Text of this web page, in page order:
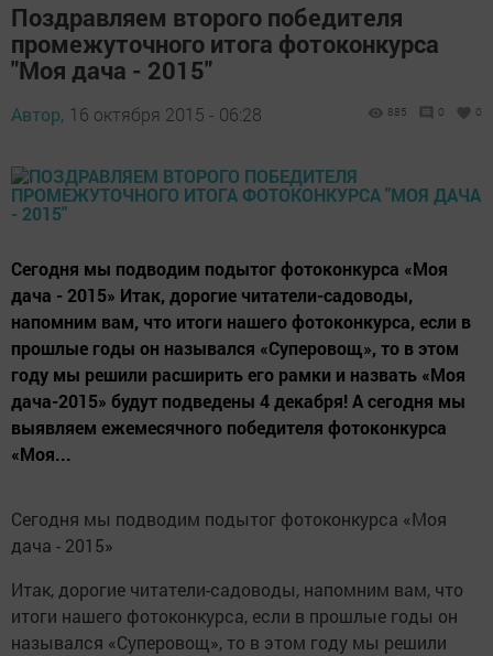
Поздравляем второго победителя
промежуточного итога фотоконкурса
"Моя дача - 2015"
Автор, 16 октября 2015 - 06:28 885 0 0
Сегодня мы подводим подытог фотоконкурса «Моя
дача - 2015» Итак, дорогие читатели-садоводы,
напомним вам, что итоги нашего фотоконкурса, если в
прошлые годы он назывался «Суперовощ», то в этом
году мы решили расширить его рамки и назвать «Моя
дача-2015» будут подведены 4 декабря! А сегодня мы
выявляем ежемесячного победителя фотоконкурса
«Моя...
Сегодня мы подводим подытог фотоконкурса «Моя
дача - 2015»
Итак, дорогие читатели-садоводы, напомним вам, что
итоги нашего фотоконкурса, если в прошлые годы он
назывался «Суперовощ», то в этом году мы решили